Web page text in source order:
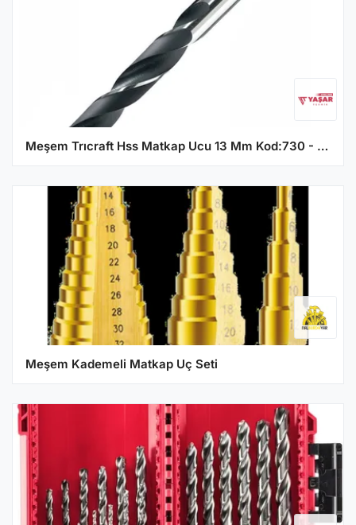
Meşem Trıcraft Hss Matkap Ucu 13 Mm Kod:730 - 5'li Paket
Meşem Kademeli Matkap Uç Seti